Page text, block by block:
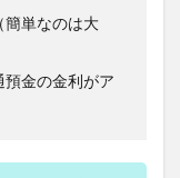
簡単なのは大
預金の金利がア